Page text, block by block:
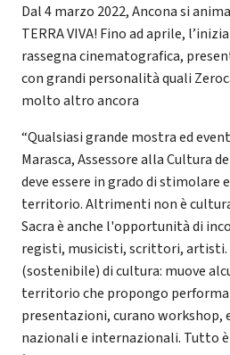
Dal 4 marzo 2022, Ancona si
TERRA VIVA! Fino ad aprile,
rassegna cinematografica,
con grandi personalità quali
molto altro ancora
“Qualsiasi grande mostra ed
Marasca, Assessore alla Cultura
deve essere in grado di stimolare
territorio. Altrimenti non è
Sacra è anche l'opportunità di
registi, musicisti, scrittori, artisti.
(sostenibile) di cultura: muove
territorio che propongo
presentazioni, curano workshop,
nazionali e internazionali. Tutto